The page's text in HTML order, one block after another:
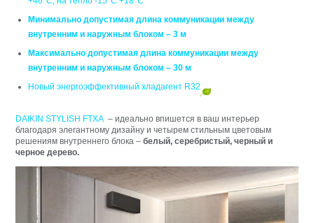
Минимально допустимая длина коммуникации между
внутренним и наружным блоком – 3 м
Максимально допустимая длина коммуникации между
внутренним и наружным блоком – 30 м
Новый энергоэффективный хладагент R32
DAIKIN STYLISH FTXA – идеально впишется в ваш интерьер
благодаря элегантному дизайну и четырем стильным цветовым
решениям внутреннего блока –белый, серебристый, черный и
черное дерево.